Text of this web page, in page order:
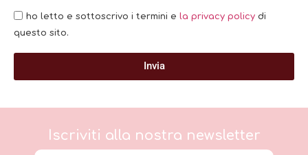
ho letto e sottoscrivo i termini e la privacy policy di
questo sito.
Invia
Iscriviti alla nostra newsletter